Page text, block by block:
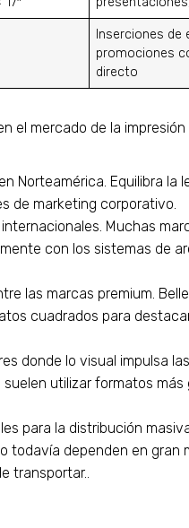
Inserciones de
promociones
directo
el mercado de la impresión
Norteamérica. Equilibra la
de marketing corporativo.
Muchas
con los sistemas de
las marcas premium.
cuadrados para
donde lo visual impulsa
utilizar formatos más
para la distribución
todavía dependen en gran
transportar..